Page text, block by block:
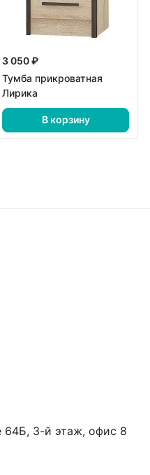
3 050 ₽
Тумба прикроватная
Лирика
В корзину
64Б, 3-й этаж, офис 8